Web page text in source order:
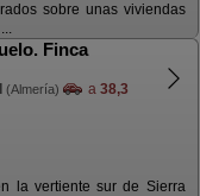
sobre unas viviendas
Finca
(Almería) a 38,3
la vertiente sur de Sierra